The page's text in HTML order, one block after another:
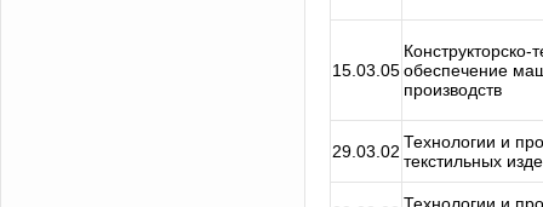
15.03.05
Конструкторско-
обеспечение
производств
29.03.02 Технологии и
текстильных